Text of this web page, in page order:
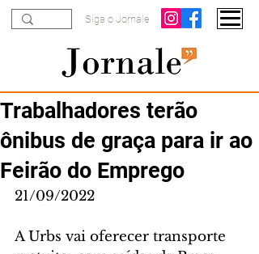
Siga o Jornale
Trabalhadores terão
ônibus de graça para ir ao
Feirão do Emprego
21/09/2022
A Urbs vai oferecer transporte